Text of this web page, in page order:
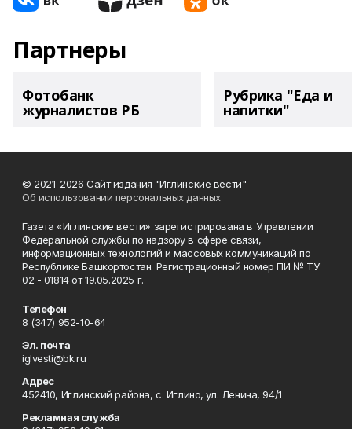
Партнеры
Фотобанк
журналистов РБ
Рубрика "Еда и
напитки"
© 2021-2026 Сайт издания "Иглинские вести"
Об использовании персональных данных
Газета «Иглинские вести» зарегистрирована в Управлении
Федеральной службы по надзору в сфере связи,
информационных технологий и массовых коммуникаций по
Республике Башкортостан. Регистрационный номер ПИ № ТУ
02 - 01814 от 19.05.2025 г.
Телефон
8 (347) 952-10-64
Эл. почта
iglvesti@bk.ru
Адрес
452410, Иглинский района, с. Иглино, ул. Ленина, 94/1
Рекламная служба